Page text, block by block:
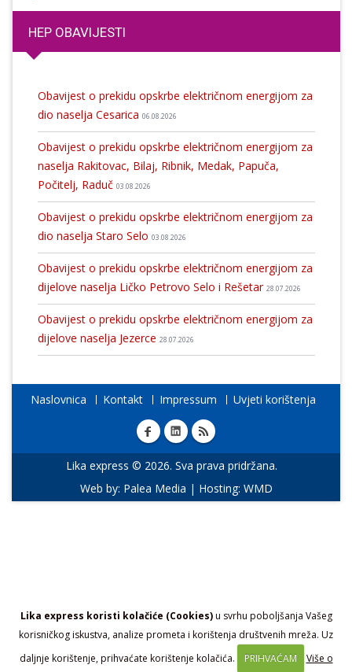
Lika express koristi kolačiće (Cookies)u svrhu poboljšanja Vašeg
korisničkog iskustva, analize prometa i korištenja društvenih mreža. Uz
daljnje korištenje, prihvaćate korištenje kolačića.
PRIHVAĆAM Više o
HEP OBAVIJESTI
Obavijest o prekidu opskrbe električnom energijom za
dio naselja Cesarica 06.08.2026
Obavijest o prekidu opskrbe električnom energijom za
naselja Rakitovac, Bilaj, Ribnik, Medak, Papuča,
Počitelj, Raduč 03.08.2026
Obavijest o prekidu opskrbe električnom energijom za
dio naselja Staro Selo 03.08.2026
Obavijest o prekidu opskrbe električnom energijom za
dijelove naselja Ličko Petrovo Selo i Rešetar 28.07.2026
Obavijest o prekidu opskrbe električnom energijom za
dijelove naselja Jezerce 28.07.2026
Naslovnica Kontakt Impressum Uvjeti korištenja
Lika express © 2026. Sva prava pridržana.
Web by: Palea Media | Hosting: WMD